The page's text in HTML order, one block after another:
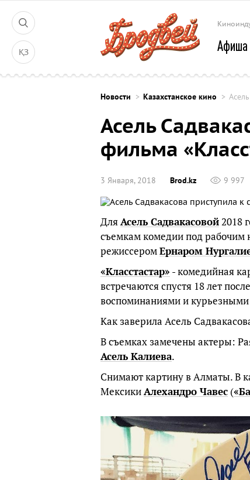
ҚЗ Афиша
Новости Казахстанское кино
Асель
фильма
3 Января, 2018 Brod.kz 9 997
ДляАсель Садвакасовой2018
съемкам комедии под рабочим
режиссеромЕрнаром
«Класстастар» - комедийная
встречаются спустя 18 лет
воспоминаниями и
Как заверила Асель
В съемках замечены актеры:
Асель Калиева.
Снимают картину в Алматы. В
МексикиАлехандро Чавес (